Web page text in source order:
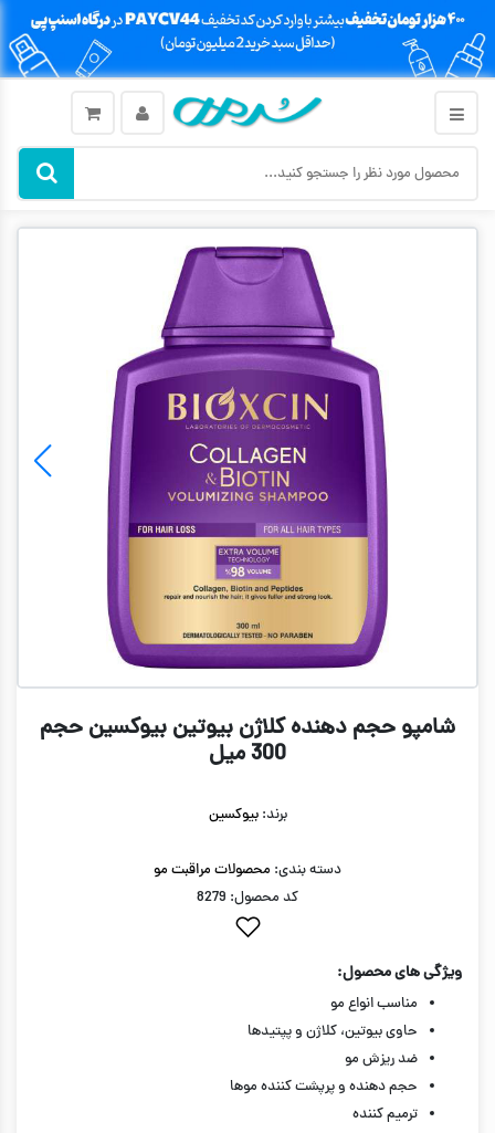
شامپو حجم دهنده کلاژن بیوتین بیوکسین حجم
300 میل
برند:بیوکسین
دسته بندی: محصولات مراقبت مو
کد محصول: 8279
ویژگی های محصول:
مناسب انواع مو
حاوی بیوتین، کلاژن و پپتیدها
ضد ریزش مو
حجم دهنده و پرپشت کننده موها
ترمیم کننده